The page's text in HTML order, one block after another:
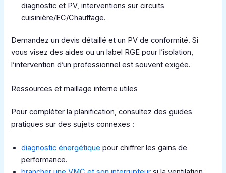
diagnostic et PV, interventions sur circuits
cuisinière/EC/Chauffage.
Demandez un devis détaillé et un PV de conformité. Si
vous visez des aides ou un label RGE pour l’isolation,
l’intervention d’un professionnel est souvent exigée.
Ressources et maillage interne utiles
Pour compléter la planification, consultez des guides
pratiques sur des sujets connexes :
diagnostic énergétique pour chiffrer les gains de
performance.